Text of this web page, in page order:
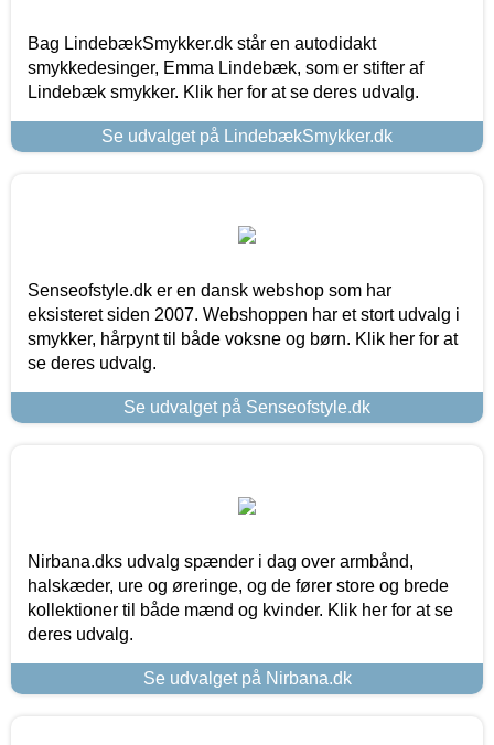
Bag LindebækSmykker.dk står en autodidakt
smykkedesinger, Emma Lindebæk, som er stifter af
Lindebæk smykker. Klik her for at se deres udvalg.
Se udvalget på LindebækSmykker.dk
Senseofstyle.dk er en dansk webshop som har
eksisteret siden 2007. Webshoppen har et stort udvalg i
smykker, hårpynt til både voksne og børn. Klik her for at
se deres udvalg.
Se udvalget på Senseofstyle.dk
Nirbana.dks udvalg spænder i dag over armbånd,
halskæder, ure og øreringe, og de fører store og brede
kollektioner til både mænd og kvinder. Klik her for at se
deres udvalg.
Se udvalget på Nirbana.dk